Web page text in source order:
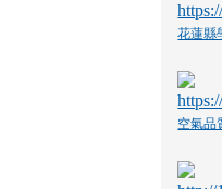
花蓮縣
空氣品